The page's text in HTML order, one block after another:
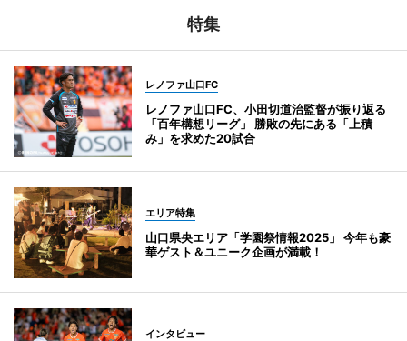
特集
レノファ山口FC
レノファ山口FC、小田切道治監督が振り返る
「百年構想リーグ」 勝敗の先にある「上積
み」を求めた20試合
エリア特集
山口県央エリア「学園祭情報2025」 今年も豪
華ゲスト＆ユニーク企画が満載！
インタビュー